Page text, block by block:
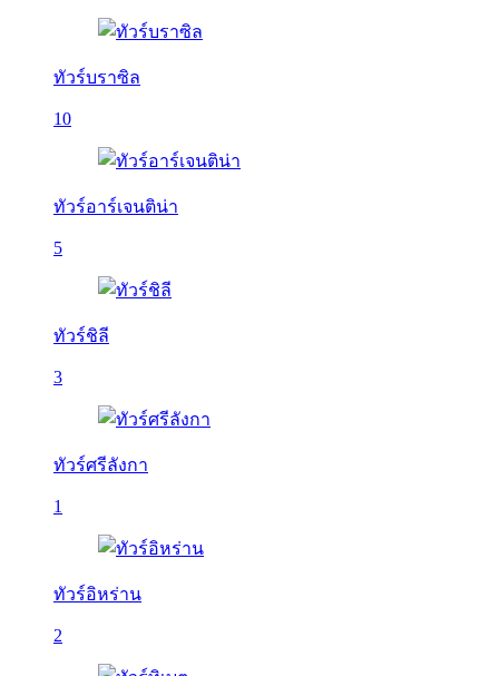
ทัวร์บราซิล
10
ทัวร์อาร์เจนติน่า
5
ทัวร์ชิลี
3
ทัวร์ศรีลังกา
1
ทัวร์อิหร่าน
2